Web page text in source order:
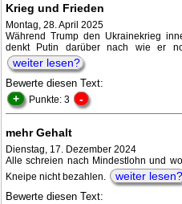
Krieg und Frieden
Montag, 28. April 2025
Während Trump den Ukrainekrieg
denkt Putin darüber nach wie er
weiter lesen?
Bewerte diesen Text:
+ Punkte: 3 -
mehr Gehalt
Dienstag, 17. Dezember 2024
Alle schreien nach Mindestlohn und
Kneipe nicht bezahlen.
weiter lesen?
Bewerte diesen Text: